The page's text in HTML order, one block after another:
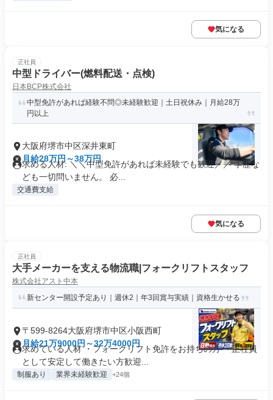
気になる
正社員
中型ドライバー(燃料配送・点検)
日本BCP株式会社
中型免許があれば経験不問◎未経験歓迎｜土日祝休み｜月給28万
円以上
大阪府堺市中区深井東町
月給28万円～38万円
求める人材: ＼＼中型免許があれば未経験でも歓迎／／ 学歴な
ども一切問いません。 必...
交通費支給
気になる
正社員
大手メーカーを支える物流職|フォークリフトスタッフ
株式会社アスト中本
新センター開設予定あり｜週休2｜年3回賞与実績｜資格生かせる
〒599-8264大阪府堺市中区小阪西町
月給21万9000円～32万4000円
求めている人材 ・フォークリフト免許をお持ちの方 ・正社員
として安定して働きたい方歓迎...
制服あり 業界未経験歓迎 +24個